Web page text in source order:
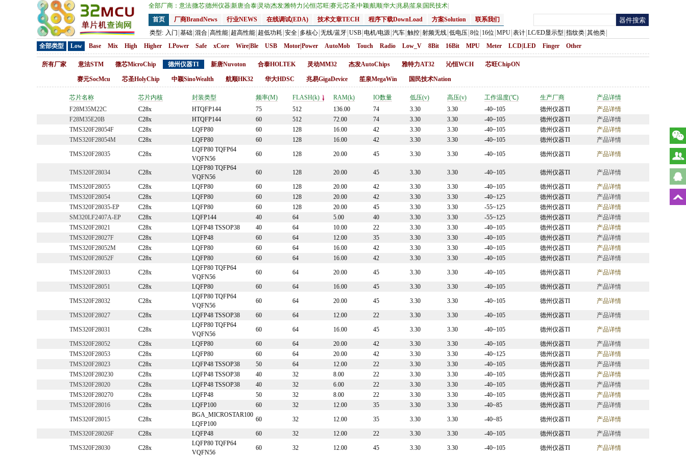
全部厂商： 意法微芯德州仪器新唐合泰 灵动 杰发雅特力 沁恒芯旺 赛元芯圣 中颖航顺华大兆易笙泉 国民技术
首页
厂商BrandNews 行业NEWS 在线调试(EDA) 技术文章TECH 程序下载DownLoad 方案Solution
联系我们
类型: 入门 基础 混合 高性能 超高性能 超低功耗 安全 多核心 无线/蓝牙 USB 电机/电源 汽车 触控 射频无线 低电压 8位 16位 MPU 表计 LC/ED显示型 指纹类 其他类
全部类型
Low Base Mix High Higher LPower Safe xCore Wire|Ble USB Motor|Power AutoMob Touch Radio Low_V 8Bit 16Bit MPU Meter LCD|LED Finger Other
所有厂家 意法STM 微芯MicroChip 德州仪器TI 新唐Nuvoton 合泰HOLTEK 灵动MM32 杰发AutoChips 雅特力AT32 沁恒WCH 芯旺ChipON
赛元SocMcu 芯圣HolyChip 中颖SinoWealth 航顺HK32 华大HDSC 兆易GigaDevice 笙泉MegaWin 国民技术Nation
芯片名称 芯片内核 封装类型 频率(M) FLASH(k) RAM(k) IO数量 低压(v) 高压(v) 工作温度(℃) 生产厂商
产品详情
F28M35M22C
C28x HTQFP144 75 512 136.00 74 3.30 3.30 -40~105 德州仪器TI
产品详情
F28M35E20B
C28x HTQFP144 60 512 72.00 74 3.30 3.30 -40~105 德州仪器TI
产品详情
TMS320F28054F
C28x LQFP80 60 128 16.00 42 3.30 3.30 -40~105 德州仪器TI
产品详情
TMS320F28054M
C28x LQFP80 60 128 16.00 42 3.30 3.30 -40~105 德州仪器TI
产品详情
TMS320F28035
C28x
LQFP80 TQFP64
VQFN56
60 128 20.00 45 3.30 3.30 -40~105 德州仪器TI 产品详情
TMS320F28034 C28x
LQFP80 TQFP64
VQFN56
60 128 20.00 45 3.30 3.30 -40~105 德州仪器TI
产品详情
TMS320F28055
C28x LQFP80 60 128 20.00 42 3.30 3.30 -40~105 德州仪器TI
产品详情
TMS320F28054
C28x LQFP80 60 128 20.00 42 3.30 3.30 -40~125 德州仪器TI
产品详情
TMS320F28035-EP
C28x LQFP80 60 128 20.00 45 3.30 3.30 -55~125 德州仪器TI
产品详情
SM320LF2407A-EP
C28x LQFP144 40 64 5.00 40 3.30 3.30 -55~125 德州仪器TI
产品详情
TMS320F28021
C28x LQFP48 TSSOP38 40 64 10.00 22 3.30 3.30 -40~105 德州仪器TI
产品详情
TMS320F28027F
C28x LQFP48 60 64 12.00 35 3.30 3.30 -40~105 德州仪器TI
产品详情
TMS320F28052M
C28x LQFP80 60 64 16.00 42 3.30 3.30 -40~105 德州仪器TI
产品详情
TMS320F28052F
C28x LQFP80 60 64 16.00 42 3.30 3.30 -40~105 德州仪器TI
产品详情
TMS320F28033
C28x
LQFP80 TQFP64
VQFN56
60 64 20.00 45 3.30 3.30 -40~105 德州仪器TI
产品详情
TMS320F28051
C28x LQFP80 60 64 16.00 45 3.30 3.30 -40~105 德州仪器TI
产品详情
TMS320F28032
C28x
LQFP80 TQFP64
VQFN56
60 64 20.00 45 3.30 3.30 -40~105 德州仪器TI
产品详情
TMS320F28027
C28x LQFP48 TSSOP38 60 64 12.00 22 3.30 3.30 -40~105 德州仪器TI
产品详情
TMS320F28031
C28x
LQFP80 TQFP64
VQFN56
60 64 16.00 45 3.30 3.30 -40~105 德州仪器TI
产品详情
TMS320F28052
C28x LQFP80 60 64 20.00 42 3.30 3.30 -40~105 德州仪器TI
产品详情
TMS320F28053
C28x LQFP80 60 64 20.00 42 3.30 3.30 -40~125 德州仪器TI
产品详情
TMS320F28023
C28x LQFP48 TSSOP38 50 64 12.00 22 3.30 3.30 -40~105 德州仪器TI
产品详情
TMS320F280230
C28x LQFP48 TSSOP38 40 32 8.00 22 3.30 3.30 -40~105 德州仪器TI
产品详情
TMS320F28020
C28x LQFP48 TSSOP38 40 32 6.00 22 3.30 3.30 -40~105 德州仪器TI
产品详情
TMS320F280270
C28x LQFP48 50 32 8.00 22 3.30 3.30 -40~105 德州仪器TI
产品详情
TMS320F28016
C28x LQFP100 60 32 12.00 35 3.30 3.30 -40~85 德州仪器TI
产品详情
TMS320F28015
C28x
BGA_MICROSTAR100
LQFP100
60 32 12.00 35 3.30 3.30 -40~85 德州仪器TI
产品详情
TMS320F28026F
C28x LQFP48 60 32 12.00 22 3.30 3.30 -40~105 德州仪器TI
产品详情
TMS320F28030
C28x
LQFP80 TQFP64
VQFN56
60 32 12.00 45 3.30 3.30 -40~105 德州仪器TI 产品详情